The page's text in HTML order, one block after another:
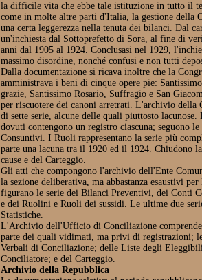
la difficile vita che ebbe tale istituzione in tutto il
come in molte altre parti d'Italia, la gestione della
una certa leggerezza nella tenuta dei bilanci. Dal
un'inchiesta dal Sottoprefetto di Sora, al fine di
anni dal 1905 al 1924. Conclusasi nel 1929,
massimo disordine, nonché confusi e non tutti
Dalla documentazione si ricava inoltre che la
amministrava i beni di cinque opere pie:
grazie, Santissimo Rosario, Suffragio e San
per riscuotere dei canoni arretrati. L'archivio della
di sette serie, alcune delle quali piuttosto
dovuti contengono un registro ciascuna; seguono
Consuntivi. I Ruoli rappresentano la serie più
parte una lacuna tra il 1920 ed il 1924. Chiudono
cause e del Carteggio.
Gli atti che compongono l'archivio dell'Ente
la sezione deliberativa, ma abbastanza esaustivi
figurano le serie dei Bilanci Preventivi, dei Conti
e dei Ruolini e Ruoli dei sussidi. Le ultime due
Statistiche.
L'Archivio dell'Ufficio di Conciliazione
parte dei quali vidimati, ma privi di registrazioni;
Verbali di Conciliazione; delle Liste degli
Conciliatore; e del Carteggio.
Archivio della Repubblica